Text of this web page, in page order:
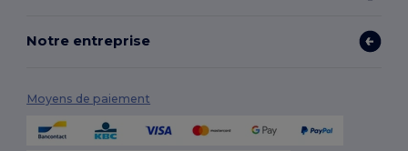
Notre entreprise
Moyens de paiement